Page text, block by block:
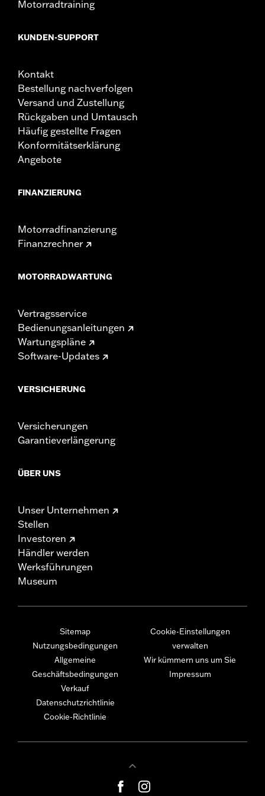
Motorradtraining
KUNDEN-SUPPORT
Kontakt
Bestellung nachverfolgen
Versand und Zustellung
Rückgaben und Umtausch
Häufig gestellte Fragen
Konformitätserklärung
Angebote
FINANZIERUNG
Motorradfinanzierung
Finanzrechner
MOTORRADWARTUNG
Vertragsservice
Bedienungsanleitungen
Wartungspläne
Software-Updates
VERSICHERUNG
Versicherungen
Garantieverlängerung
ÜBER UNS
Unser Unternehmen
Stellen
Investoren
Händler werden
Werksführungen
Museum
Sitemap
Nutzungsbedingungen
Allgemeine
Geschäftsbedingungen
Verkauf
Datenschutzrichtlinie
Cookie-Richtlinie
Cookie-Einstellungen
verwalten
Wir kümmern uns um Sie
Impressum